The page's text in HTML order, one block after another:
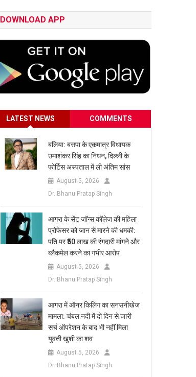
DOWNLOAD APP
LATEST NEWS COMMENTS
बलिया: बसपा के एकमात्र विधायक
उमाशंकर सिंह का निधन, दिल्ली के
फोर्टिस अस्पताल में ली अंतिम सांस
August 5, 2026
Dr. Bhanu Pratap Singh
आगरा के सेंट जॉन्स कॉलेज की महिला
प्रोफेसर को जान से मारने की धमकी:
पति पर ₹50 लाख की रंगदारी मांगने और
ब्लैकमेल करने का गंभीर आरोप
August 5, 2026
Dr. Bhanu Pratap Singh
आगरा में ऑनर किलिंग का सनसनीखेज
मामला: चंबल नदी में दो दिन से जारी
सर्च ऑपरेशन के बाद भी नहीं मिला
युवती खुशी का शव
August 5, 2026
Dr. Bhanu Pratap Singh